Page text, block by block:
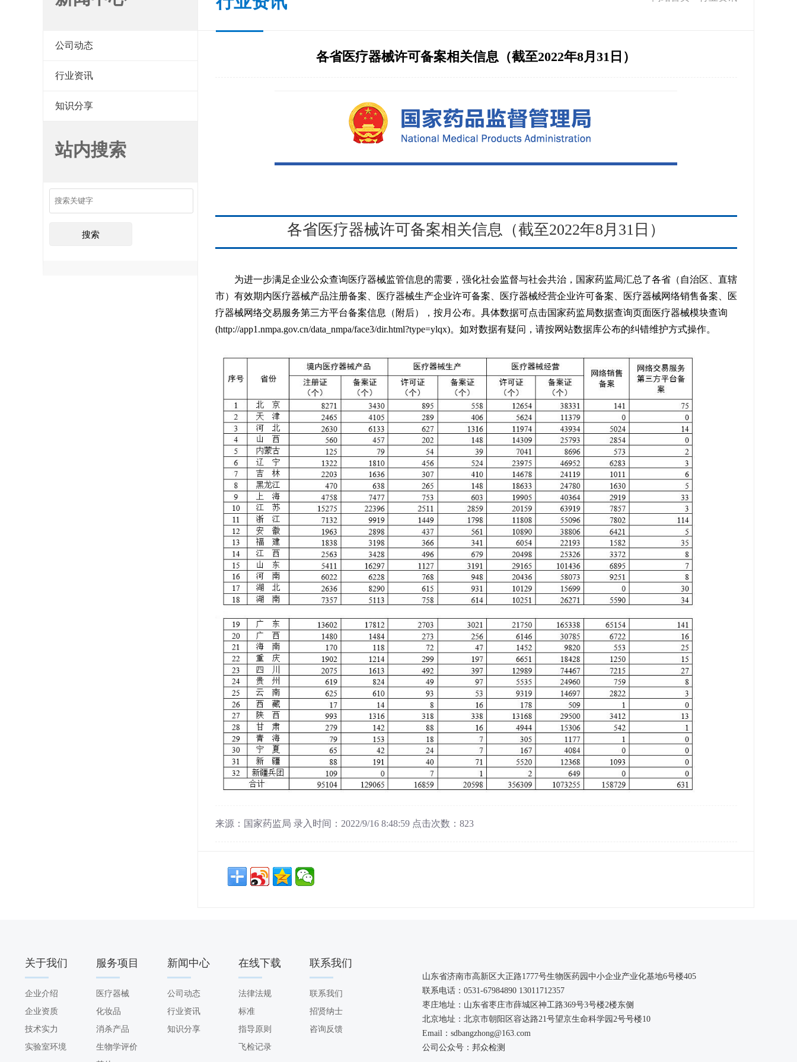
公司动态
行业资讯
知识分享
站内搜索
各省医疗器械许可备案相关信息（截至2022年8月31日）
各省医疗器械许可备案相关信息（截至2022年8月31日）
为进一步满足企业公众查询医疗器械监管信息的需要，强化社会监督与社会共治，国家药监局汇总了各省（自治区、直辖
市）有效期内医疗器械产品注册备案、医疗器械生产企业许可备案、医疗器械经营企业许可备案、医疗器械网络销售备案、医
疗器械网络交易服务第三方平台备案信息（附后），按月公布。具体数据可点击国家药监局数据查询页面医疗器械模块查询
(http://app1.nmpa.gov.cn/data_nmpa/face3/dir.html?type=ylqx)。如对数据有疑问，请按网站数据库公布的纠错维护方式操作。
来源：国家药监局 录入时间：2022/9/16 8:48:59 点击次数：823
关于我们
ABOUT US
企业介绍
企业资质
技术实力
实验室环境
服务项目
SERVICE
医疗器械
化妆品
消杀产品
生物学评价
新闻中心
NEWS
公司动态
行业资讯
知识分享
在线下载
DOWNLOAD
法律法规
标准
指导原则
飞检记录
联系我们
CONTACT US
联系我们
招贤纳士
咨询反馈
山东省济南市高新区大正路1777号生物医药园中小企业产业化基地6号楼405
联系电话： 0531-67984890 13011712357
枣庄地址：山东省枣庄市薛城区神工路369号3号楼2楼东侧
北京地址：北京市朝阳区容达路21号望京生命科学园2号号楼10
Email ：sdbangzhong@163.com
公司公众号 ：邦众检测